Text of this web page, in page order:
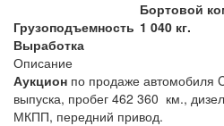
Бортовой
Грузоподъемность 1 040 кг.
Выработка
Описание
Аукцион по продаже автомобиля
выпуска, пробег 462 360 км.,
МКПП, передний привод.